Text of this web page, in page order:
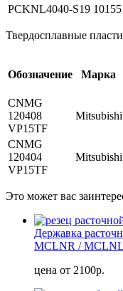
PCKNL4040-S19
Твердосплавные
Обозначение Марка
CNMG
120408
VP15TF
Mitsubishi
CNMG
120404
VP15TF
Mitsubishi
Это может вас
Державка
MCLNR / MCLNL
цена от 2100р.